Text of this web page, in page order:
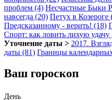
проблем (4) Несчастные Быки
навсегда (20) Петух в Козероге
Предсказанному - верить! (18)
Спорт: как ловить лихую удачу
Уточнение даты > 2017.
даты (81) Границы
Ваш гороскоп
День